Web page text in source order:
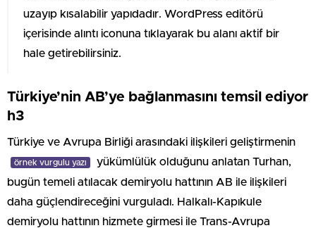
uzayıp kısalabilir yapıdadır. WordPress editörü
içerisinde alıntı iconuna tıklayarak bu alanı aktif bir
hale getirebilirsiniz.
Türkiye’nin AB’ye bağlanmasını temsil ediyor
h3
Türkiye ve Avrupa Birliği arasındaki ilişkileri geliştirmenin
örnek vurgulu yazı
yükümlülük olduğunu anlatan Turhan,
bugün temeli atılacak demiryolu hattının AB ile ilişkileri
daha güçlendireceğini vurguladı. Halkalı-Kapıkule
demiryolu hattının hizmete girmesi ile Trans-Avrupa